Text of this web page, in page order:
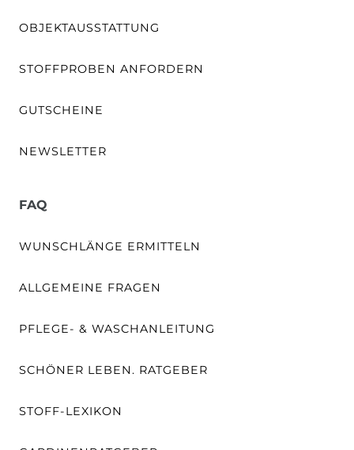
OBJEKTAUSSTATTUNG
STOFFPROBEN ANFORDERN
GUTSCHEINE
NEWSLETTER
FAQ
WUNSCHLÄNGE ERMITTELN
ALLGEMEINE FRAGEN
PFLEGE- & WASCHANLEITUNG
SCHÖNER LEBEN. RATGEBER
STOFF-LEXIKON